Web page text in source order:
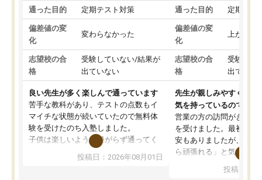
通った目的 定期テスト対策
偏差値の変
化
変わらなかった
志望校の合
格
受験していない/結果が
出ていない
良い先生が多く楽しんで通っています
苦手な教科があり、テストの点数もイ
マイチな状態が続いていたので無料体
験を受けたのち入塾しました。
子供は楽しいようで嫌がらず通ってく
先生は良い方が多く、いつも笑顔で対
投稿日：2026年08月01日
通った目的 定期テス
偏差値の変
化
上がった
志望校の合
格
受験して
出ていな
先生が親しみやすく勉強
気を持っているので安心
営業の方の訪問がきっか
を受けました。最初は続
安もありましたが、子ど
ら頑張れる」と気に入り
ても分かりやすく、学
投稿日：